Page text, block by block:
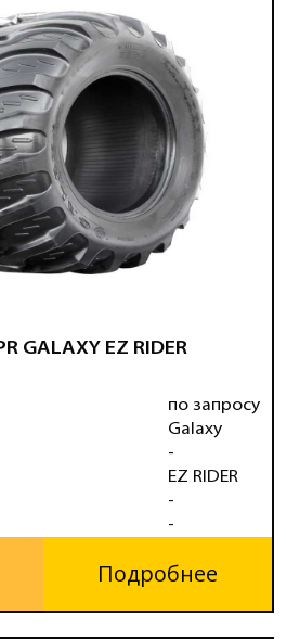
GALAXY EZ RIDER
по запросу
Galaxy
-
EZ RIDER
-
-
Подробнее